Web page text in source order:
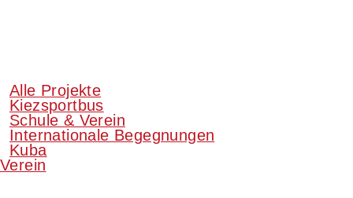
Alle Projekte
Kiezsportbus
Schule & Verein
Internationale Begegnungen
Kuba
Verein